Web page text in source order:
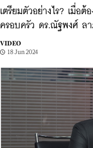
เตรียมตัวอย่างไร? เมื่อ
ครอบครัว ดร.ณัฐพงศ์ ล
VIDEO
18 Jun 2024